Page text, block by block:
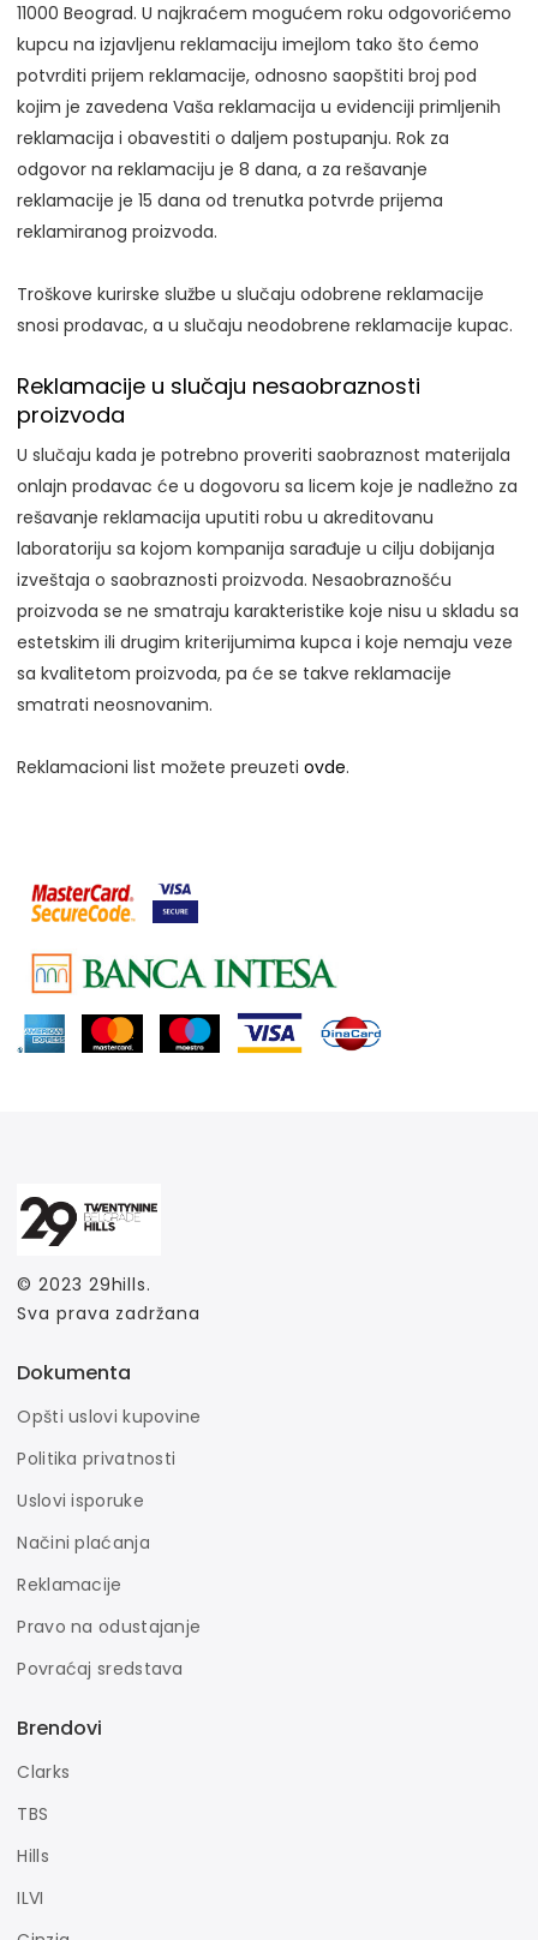
11000 Beograd. U najkraćem mogućem roku odgovorićemo
kupcu na izjavljenu reklamaciju imejlom tako što ćemo
potvrditi prijem reklamacije, odnosno saopštiti broj pod
kojim je zavedena Vaša reklamacija u evidenciji primljenih
reklamacija i obavestiti o daljem postupanju. Rok za
odgovor na reklamaciju je 8 dana, a za rešavanje
reklamacije je 15 dana od trenutka potvrde prijema
reklamiranog proizvoda.
Troškove kurirske službe u slučaju odobrene reklamacije
snosi prodavac, a u slučaju neodobrene reklamacije kupac.
Reklamacije u slučaju nesaobraznosti
proizvoda
U slučaju kada je potrebno proveriti saobraznost materijala
onlajn prodavac će u dogovoru sa licem koje je nadležno za
rešavanje reklamacija uputiti robu u akreditovanu
laboratoriju sa kojom kompanija sarađuje u cilju dobijanja
izveštaja o saobraznosti proizvoda. Nesaobraznošću
proizvoda se ne smatraju karakteristike koje nisu u skladu sa
estetskim ili drugim kriterijumima kupca i koje nemaju veze
sa kvalitetom proizvoda, pa će se takve reklamacije
smatrati neosnovanim.
Reklamacioni list možete preuzetiovde.
© 2023 29hills.
Sva prava zadržana
Dokumenta
Opšti uslovi kupovine
Politika privatnosti
Uslovi isporuke
Načini plaćanja
Reklamacije
Pravo na odustajanje
Povraćaj sredstava
Brendovi
Clarks
TBS
Hills
ILVI